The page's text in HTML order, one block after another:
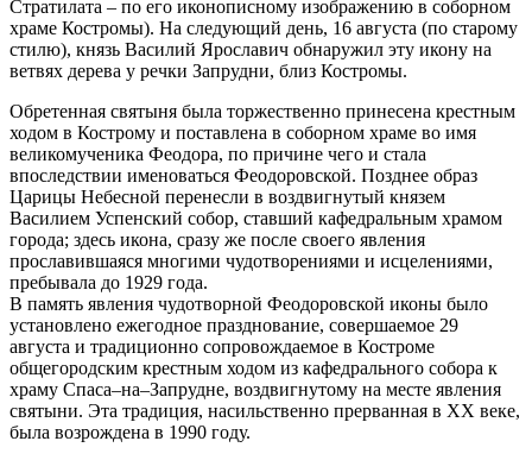
Стратилата – по его иконописному изображению в соборном
храме Костромы). На следующий день, 16 августа (по старому
стилю), князь Василий Ярославич обнаружил эту икону на
ветвях дерева у речки Запрудни, близ Костромы.
Обретенная святыня была торжественно принесена крестным
ходом в Кострому и поставлена в соборном храме во имя
великомученика Феодора, по причине чего и стала
впоследствии именоваться Феодоровской. Позднее образ
Царицы Небесной перенесли в воздвигнутый князем
Василием Успенский собор, ставший кафедральным храмом
города; здесь икона, сразу же после своего явления
прославившаяся многими чудотворениями и исцелениями,
пребывала до 1929 года.
В память явления чудотворной Феодоровской иконы было
установлено ежегодное празднование, совершаемое 29
августа и традиционно сопровождаемое в Костроме
общегородским крестным ходом из кафедрального собора к
храму Спаса–на–Запрудне, воздвигнутому на месте явления
святыни. Эта традиция, насильственно прерванная в XX веке,
была возрождена в 1990 году.